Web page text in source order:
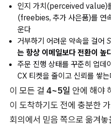
인지 가치(perceived value)
(freebies, 추가 사은품)를 연
운다
거부하기 어려운 약속을 걸어
는 항상 이메일보다 전환이 높
주문 진행 상태를 꾸준히 업데
CX 티켓을 줄이고 신뢰를 쌓
이 모든 걸 4~5일 안에 해야
이 도착하기도 전에 충분한
회의에서 믿음 쪽으로 옮겨놓